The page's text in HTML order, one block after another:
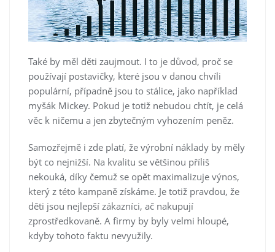
Také by měl děti zaujmout. I to je důvod, proč se
používají postavičky, které jsou v danou chvíli
populární, případně jsou to stálice, jako například
myšák Mickey. Pokud je totiž nebudou chtít, je celá
věc k ničemu a jen zbytečným vyhozením peněz.
Samozřejmě i zde platí, že výrobní náklady by měly
být co nejnižší. Na kvalitu se většinou příliš
nekouká, díky čemuž se opět maximalizuje výnos,
který z této kampaně získáme. Je totiž pravdou, že
děti jsou nejlepší zákazníci, ač nakupují
zprostředkovaně. A firmy by byly velmi hloupé,
kdyby tohoto faktu nevyužily.